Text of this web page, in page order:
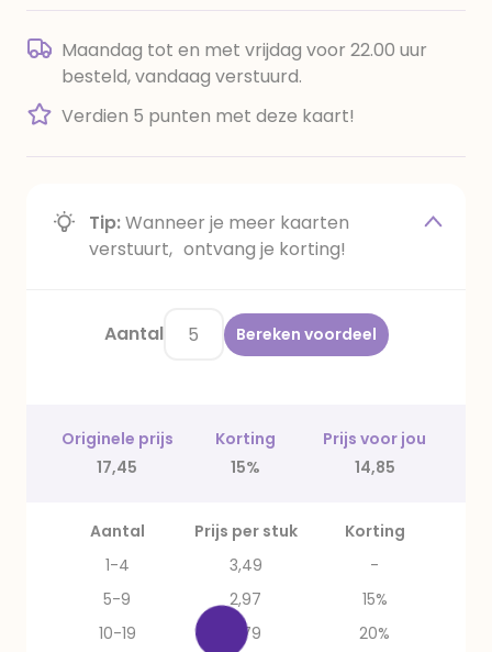
Maandag tot en met vrijdag voor 22.00 uur
besteld, vandaag verstuurd.
Verdien 5 punten met deze kaart!
Tip:Wanneer je meer kaarten
verstuurt, ontvang je korting!
Aantal Bereken voordeel
Originele prijs Korting
Prijs voor jou
17,45
15% 14,85
Aantal Prijs per stuk
Korting
1-4
3,49
-
5-9
2,97
15%
10-19
2,79
20%